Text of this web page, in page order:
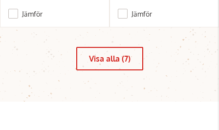
Jämför Jämför
Visa alla (7)